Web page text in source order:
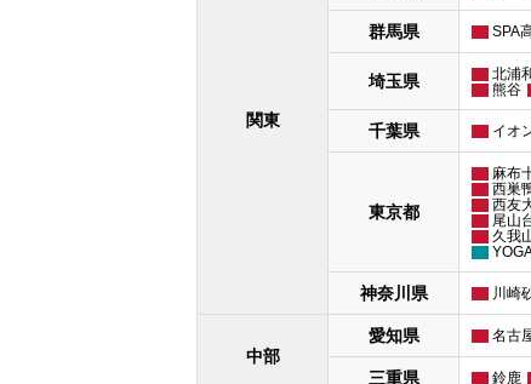
関東
群馬県 SPA
埼玉県 北浦
熊谷
千葉県 イオ
東京都
麻布
西巣
西友
尾山
久我
神奈川県 川崎
中部
愛知県 名古
三重県 鈴鹿